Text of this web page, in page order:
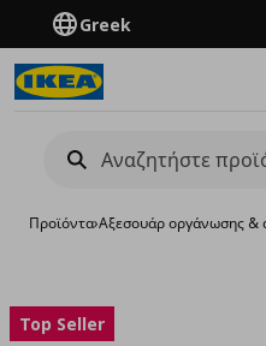
Greek
Προϊόντα›Aξεσουάρ οργάνωσης &
Top Seller